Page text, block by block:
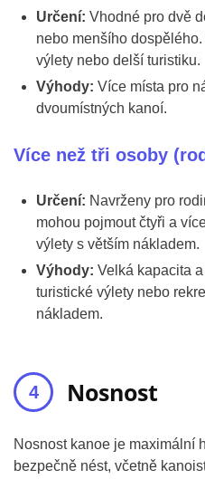
Určení: Vhodné pro dvě
nebo menšího
výlety nebo delší turistiku.
Výhody: Více místa pro
dvoumístných kanoí.
Více než tři osoby
Určení: Navrženy pro
mohou pojmout čtyři a
výlety s větším nákladem.
Výhody: Velká kapacita
turistické výlety nebo
nákladem.
Nosnost
Nosnost kanoe je maximální
bezpečně nést, včetně